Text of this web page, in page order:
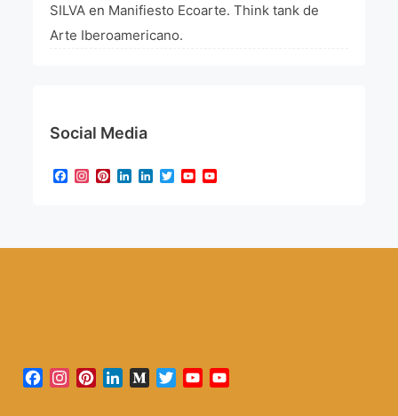
SILVA en Manifiesto Ecoarte. Think tank de
Arte Iberoamericano.
Social Media
Facebook
Instagram
Pinterest
LinkedIn
LinkedIn
TwitterYouTube
Facebook
Instagram
PinterestLinkedInMediumTwitterYouTube